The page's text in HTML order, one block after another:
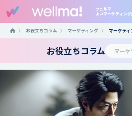
ウェルマ
よいマーケティング
〉 お役立ちコラム 〉 マーケティング 〉 マーケテ
お役立ちコラム